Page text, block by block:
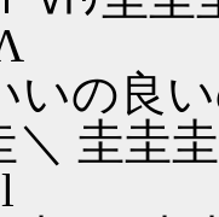
,Λ 何
の良
＼ 圭圭